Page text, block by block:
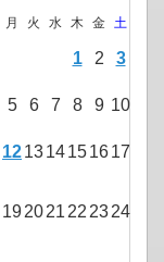
月 火 水 木 金 土
1 2 3
5 6 7 8 9 10
121314151617
192021 22 2324